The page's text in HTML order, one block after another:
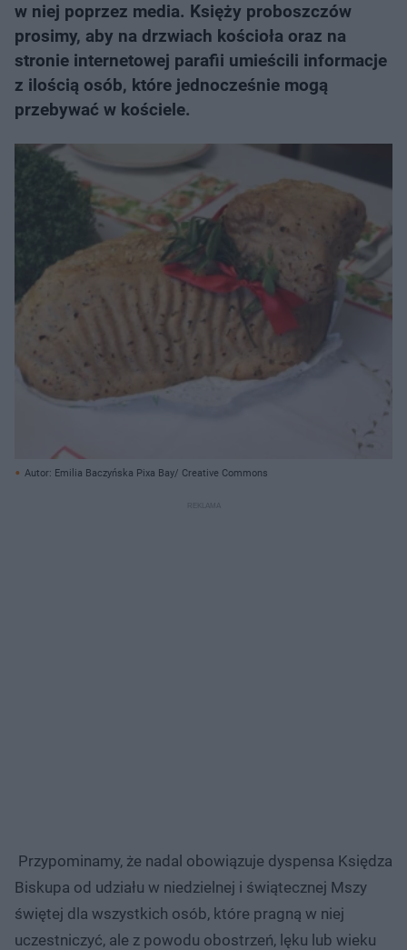
w niej poprzez media. Księży proboszczów
prosimy, aby na drzwiach kościoła oraz na
stronie internetowej parafii umieścili informacje
z ilością osób, które jednocześnie mogą
przebywać w kościele.
Autor: Emilia Baczyńska Pixa Bay/ Creative Commons
Przypominamy, że nadal obowiązuje dyspensa Księdza
Biskupa od udziału w niedzielnej i świątecznej Mszy
świętej dla wszystkich osób, które pragną w niej
uczestniczyć, ale z powodu obostrzeń, lęku lub wieku